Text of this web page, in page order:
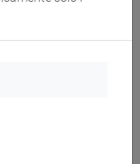
Davide